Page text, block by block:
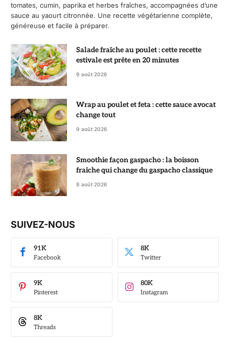
tomates, cumin, paprika et herbes fraîches, accompagnées d’une
sauce au yaourt citronnée. Une recette végétarienne complète,
généreuse et facile à préparer.
Salade fraîche au poulet : cette recette
estivale est prête en 20 minutes
9 août 2026
Wrap au poulet et feta : cette sauce avocat
change tout
9 août 2026
Smoothie façon gaspacho : la boisson
fraîche qui change du gaspacho classique
8 août 2026
SUIVEZ-NOUS
Facebook
91K
Twitter
8K
Pinterest
9K
Instagram
80K
Threads
8K